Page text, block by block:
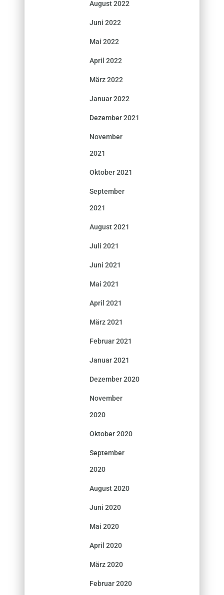
August 2022
Juni 2022
Mai 2022
April 2022
März 2022
Januar 2022
Dezember 2021
November
2021
Oktober 2021
September
2021
August 2021
Juli 2021
Juni 2021
Mai 2021
April 2021
März 2021
Februar 2021
Januar 2021
Dezember 2020
November
2020
Oktober 2020
September
2020
August 2020
Juni 2020
Mai 2020
April 2020
März 2020
Februar 2020